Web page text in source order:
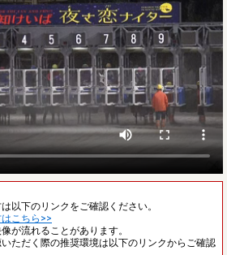
以下のリンクをご確認ください。
こちら>>
が流れることがあります。
ただく際の推奨環境は以下のリンクからご確認